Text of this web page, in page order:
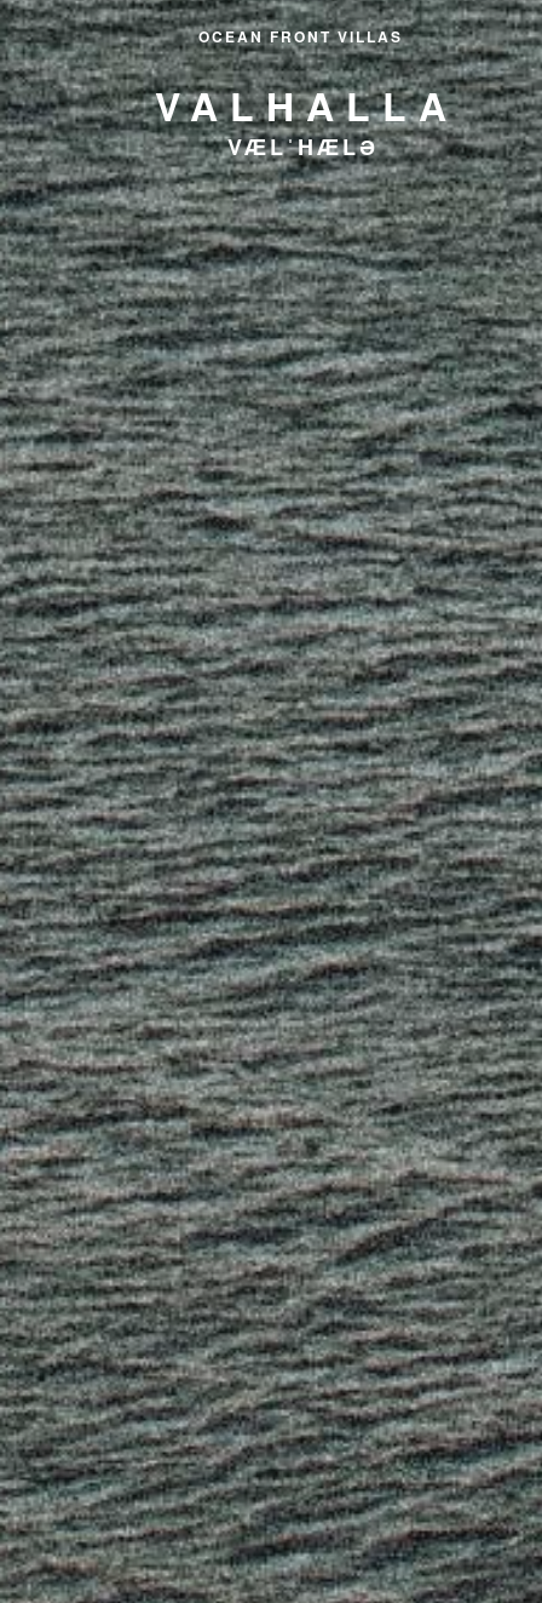
OCEAN FRONT VILLAS
VALHALLA
VÆLˈHÆLƏ